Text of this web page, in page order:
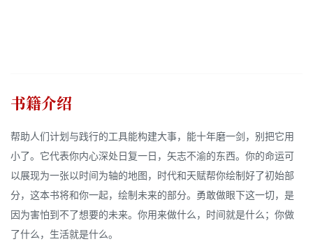
书籍介绍
帮助人们计划与践行的工具能构建大事，能十年磨一剑，别把它用
小了。它代表你内心深处日复一日，矢志不渝的东西。你的命运可
以展现为一张以时间为轴的地图，时代和天赋帮你绘制好了初始部
分，这本书将和你一起，绘制未来的部分。勇敢做眼下这一切，是
因为害怕到不了想要的未来。你用来做什么，时间就是什么；你做
了什么，生活就是什么。